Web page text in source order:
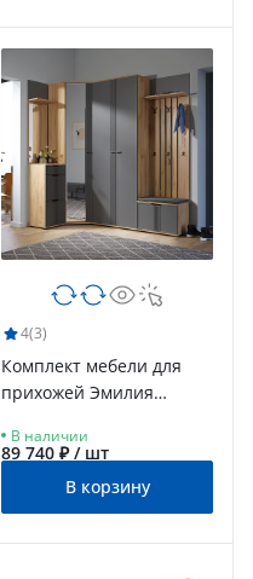
4(3)
Комплект мебели для
прихожей Эмилия
золотой/графит
В наличии
89 740 ₽ / шт
В корзину